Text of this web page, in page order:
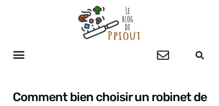
Comment bien choisir un robinet de